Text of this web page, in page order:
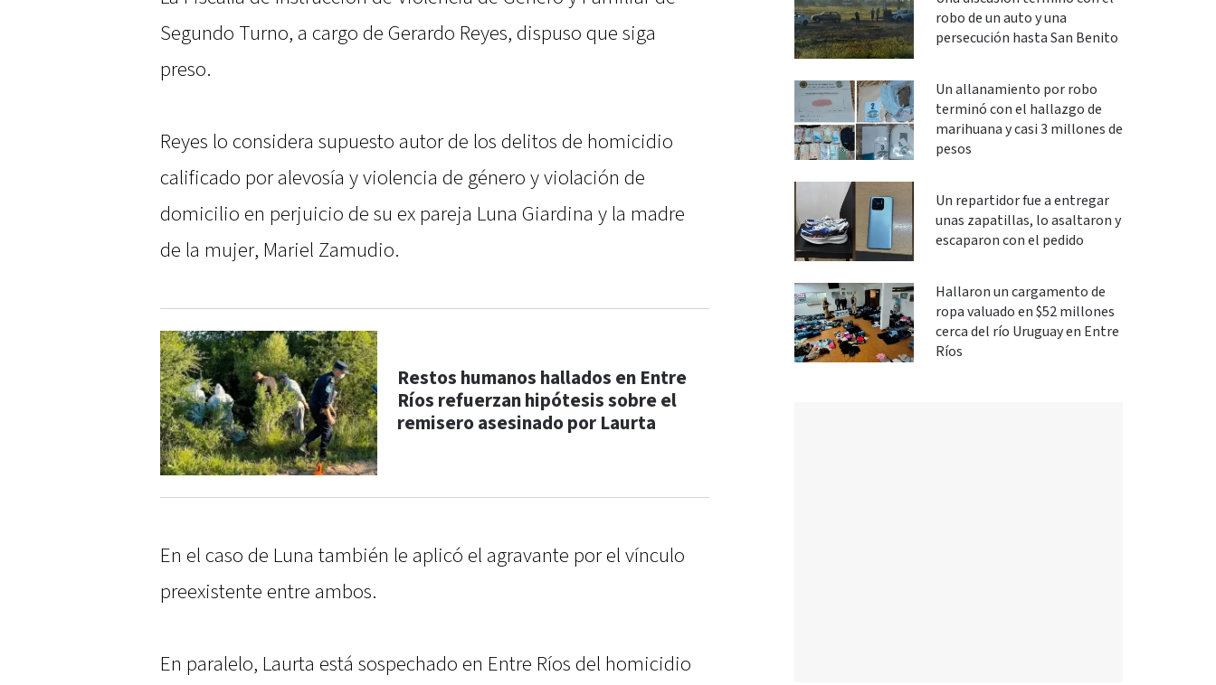
Segundo Turno, a cargo de Gerardo Reyes, dispuso que siga
preso.
Reyes lo considera supuesto autor de los delitos de homicidio
calificado por alevosía y violencia de género y violación de
domicilio en perjuicio de su ex pareja Luna Giardina y la madre
de la mujer, Mariel Zamudio.
Restos humanos hallados en Entre
Ríos refuerzan hipótesis sobre el
remisero asesinado por Laurta
En el caso de Luna también le aplicó el agravante por el vínculo
preexistente entre ambos.
En paralelo, Laurta está sospechado en Entre Ríos del homicidio
robo de un auto y una
persecución hasta San Benito
Un allanamiento por robo
terminó con el hallazgo de
marihuana y casi 3 millones de
pesos
Un repartidor fue a entregar
unas zapatillas, lo asaltaron y
escaparon con el pedido
Hallaron un cargamento de
ropa valuado en $52 millones
cerca del río Uruguay en Entre
Ríos